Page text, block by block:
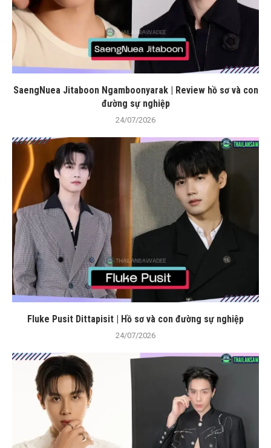
SaengNuea Jitaboon Ngamboonyarak | Review hồ sơ và con
đường sự nghiệp
24/07/2026
Fluke Pusit Dittapisit | Hồ sơ và con đường sự nghiệp
24/07/2026